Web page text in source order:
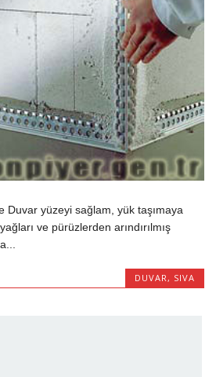
Duvar yüzeyi sağlam, yük taşımaya
ve pürüzlerden arındırılmış
DUVAR , SIVA